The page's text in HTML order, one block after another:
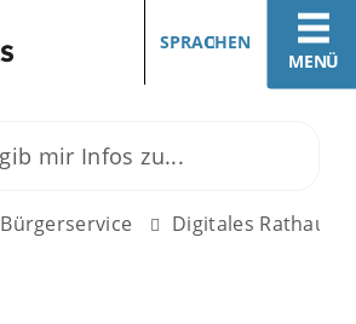
MENÜ
SPRACHEN
Bürgerservice Digitales Rathaus